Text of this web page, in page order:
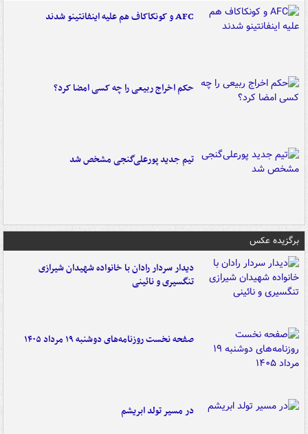
AFC و کونکاکاف هم علیه اینفانتینو شدند
حکم اخراج ربیعی را چه کسی امضا کرد؟
تیم جدید پورعلی‌گنجی مشخص شد
برگزیده عکس
دیدار سردار رادان با خانواده‌ شهیدان شیرازی
تنگسیری و نائینی
صفحه نخست روزنامه‌های دوشنبه ۱۹ مرداد ۱۴۰۵
در مسیر تولد ابریشم